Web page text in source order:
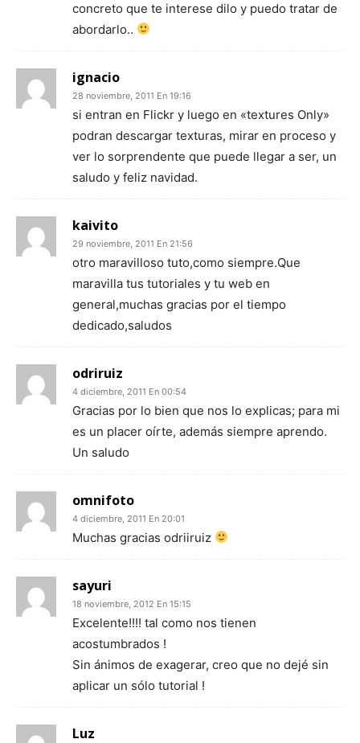
concreto que te interese dilo y puedo tratar de
abordarlo..
ignacio
28 noviembre, 2011 En 19:16
si entran en Flickr y luego en «textures Only»
podran descargar texturas, mirar en proceso y
ver lo sorprendente que puede llegar a ser, un
saludo y feliz navidad.
kaivito
29 noviembre, 2011 En 21:56
otro maravilloso tuto,como siempre.Que
maravilla tus tutoriales y tu web en
general,muchas gracias por el tiempo
dedicado,saludos
odriruiz
4 diciembre, 2011 En 00:54
Gracias por lo bien que nos lo explicas; para mi
es un placer oírte, además siempre aprendo.
Un saludo
omnifoto
4 diciembre, 2011 En 20:01
Muchas gracias odriiruiz
sayuri
18 noviembre, 2012 En 15:15
Excelente!!!! tal como nos tienen
acostumbrados !
Sin ánimos de exagerar, creo que no dejé sin
aplicar un sólo tutorial !
Luz